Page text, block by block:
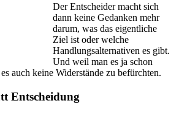
Der Entscheider macht sich
dann keine Gedanken mehr
darum, was das eigentliche
Ziel ist oder welche
Handlungsalternativen es gibt.
Und weil man es ja schon
auch keine Widerstände zu befürchten.
Entscheidung